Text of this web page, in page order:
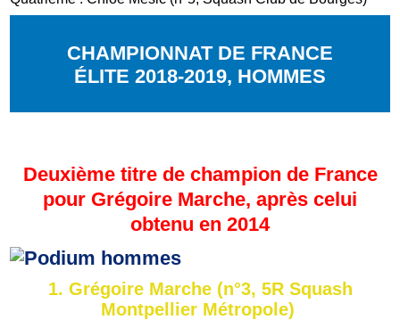
CHAMPIONNAT DE FRANCE
ÉLITE 2018-2019, HOMMES
Deuxième titre de champion de France
pour Grégoire Marche, après celui
obtenu en 2014
1. Grégoire Marche (n°3, 5R Squash
Montpellier Métropole)